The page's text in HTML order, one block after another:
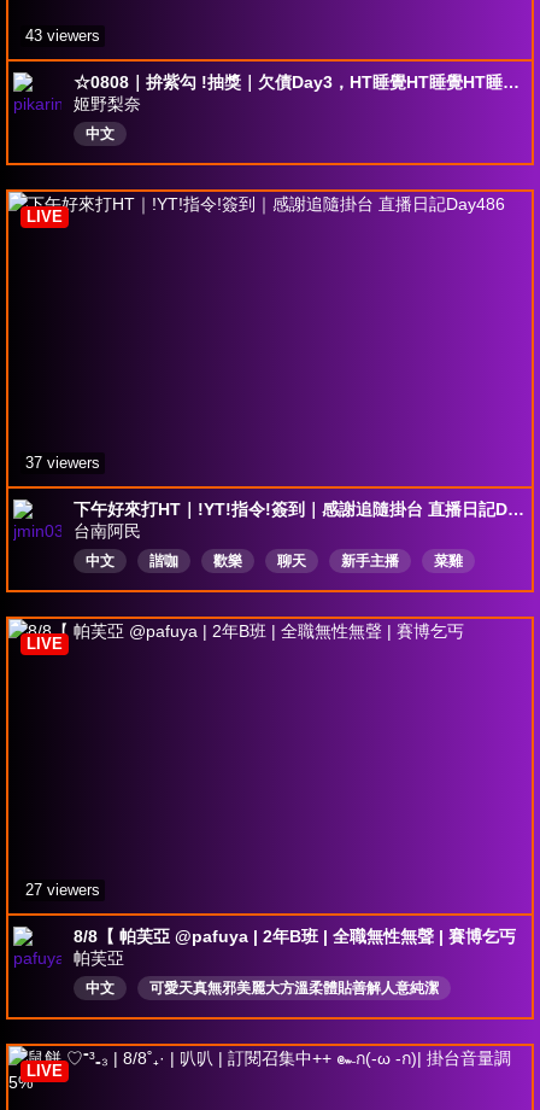
☆0808｜拚紫勾 !抽獎｜欠債Day3，HT睡覺HT睡覺HT睡覺 (´,,•ω•,,)♡｜!欠債
姬野梨奈
中文
43 viewers
下午好來打HT｜!YT!指令!簽到｜感謝追隨掛台 直播日記Day486
台南阿民
中文 諧咖 歡樂 聊天 新手主播
菜雞
寶可夢大師
世界樹計畫
LIVE
37 viewers
8/8【 帕芙亞 @pafuya | 2年B班 | 全職無性無聲 | 賽博乞丐
帕芙亞
中文
可愛天真無邪美麗大方溫柔體貼善解人意純潔
Vtuber
絕對不澀 holidayhoopla
賽博乞丐
啞巴
無聲系
LIVE
27 viewers
LIVE